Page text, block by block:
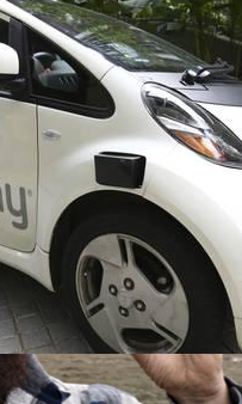
Круглосуточную
На Маврикий Из
До Мая 2024